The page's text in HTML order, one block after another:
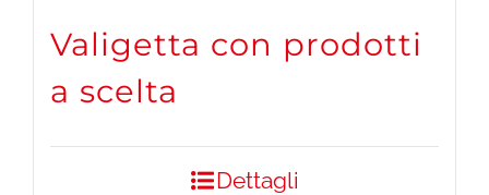
Valigetta con prodotti
a scelta
Dettagli